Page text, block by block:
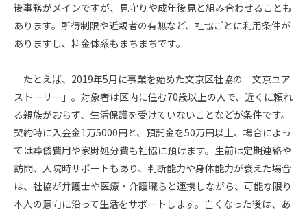
後事務がメインですが、見守りや成年後見と組み合わせることも
あります。所得制限や近親者の有無など、社協ごとに利用条件が
ありますし、料金体系もまちまちです。
たとえば、 2019年5月に事業を始めた文京区社協の「文京ユア
ストーリー」。対象者は区内に住む70歳以上の人で、近くに頼れ
る親族がおらず、生活保護を受けていないことなどが条件です。
契約時に入会金1万5000円と、預託金を50万円以上、場合によっ
ては葬儀費用や家財処分費も社協に預けます。生前は定期連絡や
訪問、入院時サポートもあり、判断能力や身体能力が衰えた場合
は、社協が弁護士や医療・介護職らと連携しながら、可能な限り
本人の意向に沿って生活をサポートします。亡くなった後は、あ